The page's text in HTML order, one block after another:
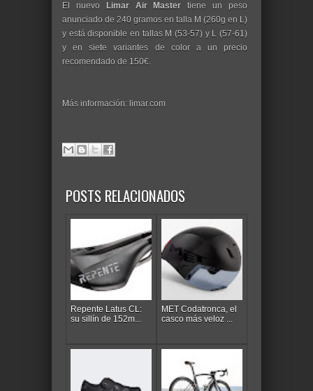
El nuevo Limar Air Master tiene un peso
anunciado de 240 gramos en talla M (260g en L)
y está disponible en tallas M (53-57) y L (57-61)
y en siete variantes de color a un precio
recomendado de 150€.
Más información: limar.com
POSTS RELACIONADOS
Repente Latus CL:
su sillín de 152m...
MET Codatronca, el
casco más veloz ...